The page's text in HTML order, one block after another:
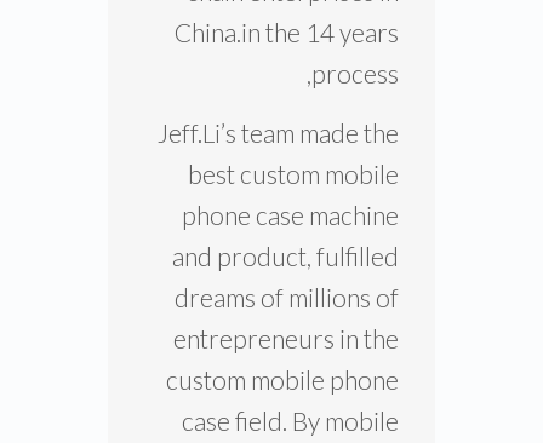
DAQIN custom phone
case chain
which is the first
custom phone case
chain enterprises in
China.in the 14 years
process,
Jeff.Li’s team made the
best custom mobile